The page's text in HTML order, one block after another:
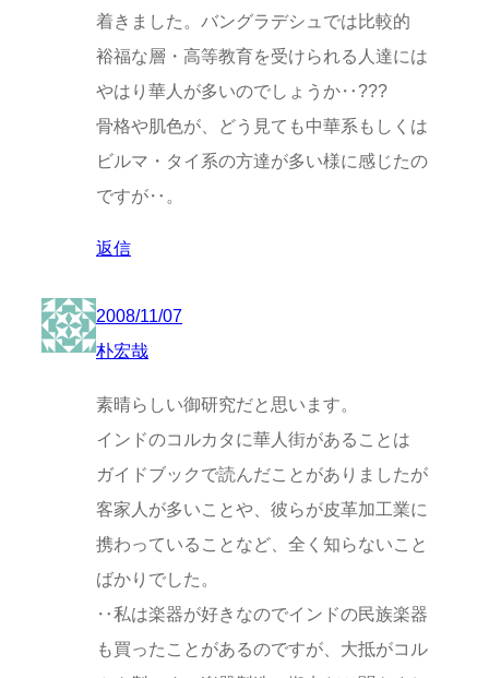
着きました。バングラデシュでは比較的
裕福な層・高等教育を受けられる人達には
やはり華人が多いのでしょうか‥???
骨格や肌色が、どう見ても中華系もしくは
ビルマ・タイ系の方達が多い様に感じたの
ですが‥。
返信
2008/11/07
朴宏哉
素晴らしい御研究だと思います。
インドのコルカタに華人街があることは
ガイドブックで読んだことがありましたが
客家人が多いことや、彼らが皮革加工業に
携わっていることなど、全く知らないこと
ばかりでした。
‥私は楽器が好きなのでインドの民族楽器
も買ったことがあるのですが、大抵がコル